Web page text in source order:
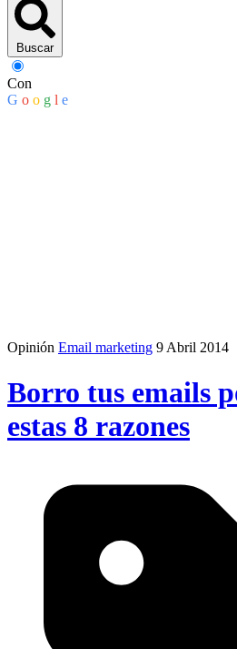
Buscar
Con
G o o g l e
Opinión Email marketing 9 Abril 2014
Borro tus emails
estas 8 razones